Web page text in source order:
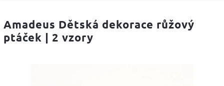
Amadeus Dětská dekorace růžový
ptáček | 2 vzory